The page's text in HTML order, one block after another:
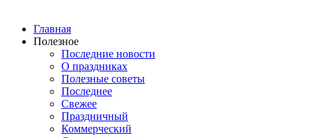
Главная
Полезное
Последние новости
О праздниках
Полезные советы
Последнее
Свежее
Праздничный
Коммерческий